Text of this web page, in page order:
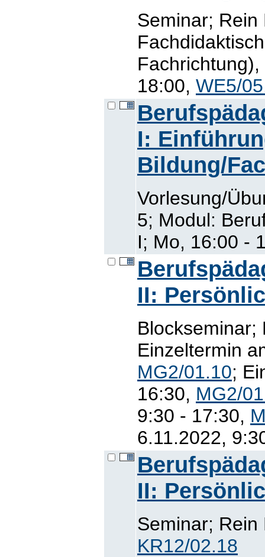
Seminar; Rein
18:00, WE5/
I:
Bildung/
Vorlesung/
5; Modul:
I; Mo, 16:00 -
II:
Blockseminar;
Einzeltermin
MG2/01.10;
16:30, MG2/
9:30 - 17:30,
6.11.2022,
II:
Seminar;
KR12/02.18